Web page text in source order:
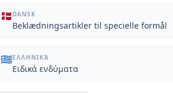
🇩🇰 DANSK
Beklædningsartikler til specielle formål
🇬🇷ΕΛΛΗΝΙΚΆ
Ειδικά ενδύματα